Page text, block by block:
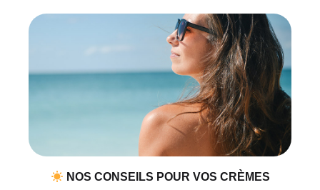
NOS CONSEILS POUR VOS CRÈMES